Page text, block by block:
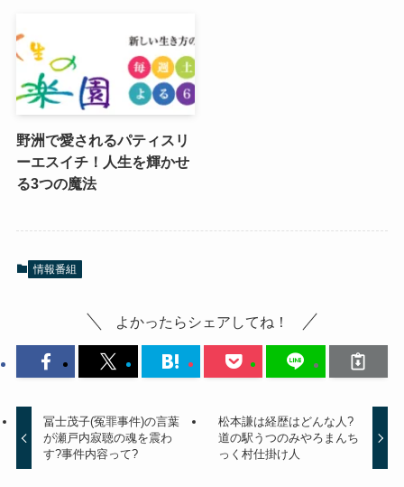
野洲で愛されるパティスリ
ーエスイチ！人生を輝かせ
る3つの魔法
情報番組
よかったらシェアしてね！
冨士茂子(冤罪事件)の言葉
が瀬戸内寂聴の魂を震わ
す?事件内容って?
松本謙は経歴はどんな人?
道の駅うつのみやろまんち
っく村仕掛け人